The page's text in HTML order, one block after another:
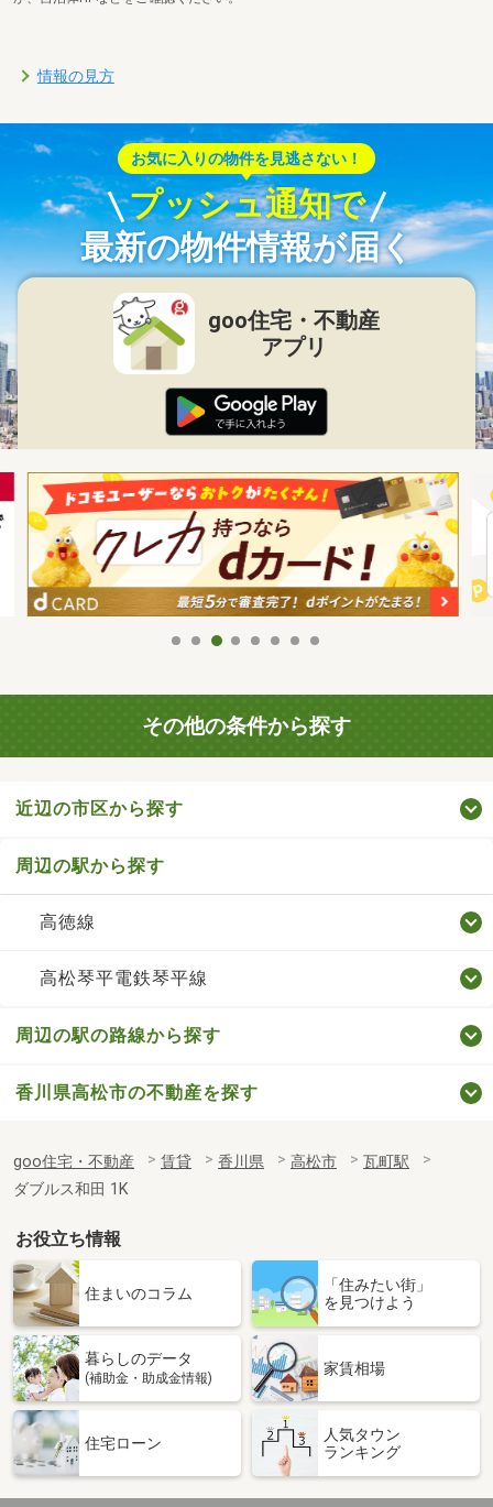
情報の見方
お気に入りの物件を見逃さない！
プッシュ通知で
最新の物件情報が届く
goo住宅・不動産
アプリ
その他の条件から探す
近辺の市区から探す
周辺の駅から探す
高徳線
高松琴平電鉄琴平線
周辺の駅の路線から探す
香川県高松市の不動産を探す
goo住宅・不動産 賃貸 香川県 高松市
瓦町駅
ダブルス和田 1K
お役立ち情報
住まいのコラム
「住みたい街」
を見つけよう
暮らしのデータ
(補助金・助成金情報)
家賃相場
住宅ローン
人気タウン
ランキング